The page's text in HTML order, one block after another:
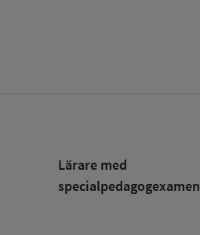
Lärare med
specialpedagog­examen